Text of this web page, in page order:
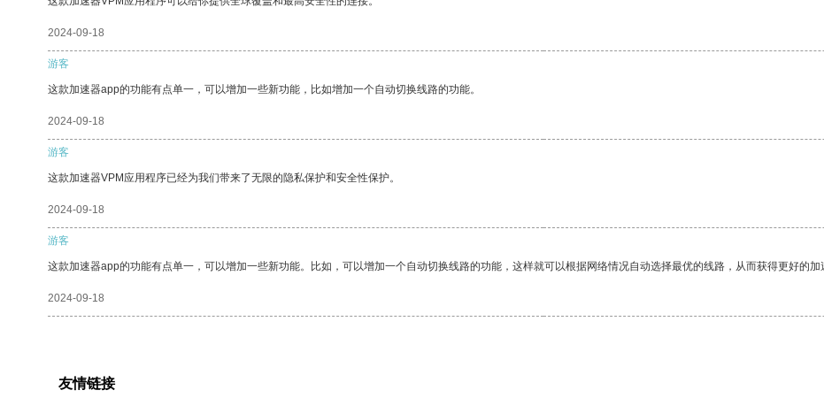
2024-09-18
游客
这款加速器app的功能有点单一，可以增加一些新功能，比如增加一个自动切换线路的功能。
2024-09-18
游客
这款加速器VPM应用程序已经为我们带来了无限的隐私保护和安全性保护。
2024-09-18
游客
这款加速器app的功能有点单一，可以增加一些新功能。比如，可以增加一个自动切换线路的功能，这样就可以根据网络情况自动选择最优的线路，从而获得更好的加
2024-09-18
友情链接